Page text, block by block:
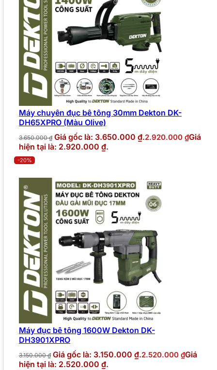
Máy chuyên đục bê tông 30mm Dekton DK-
DH65XPRO (Màu Olive)
3.650.000₫ Giá gốc là: 3.650.000 ₫.2.920.000 ₫Giá
hiện tại là: 2.920.000 ₫.
-20%
Máy đục bê tông 1600W Dekton DK-
DH3901XPRO
3.150.000₫ Giá gốc là: 3.150.000 ₫.2.520.000 ₫Giá
hiện tại là: 2.520.000 ₫.